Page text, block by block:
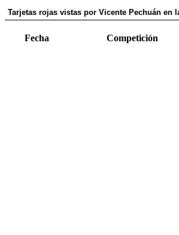
Tarjetas rojas vistas por Vicente Pechuán en
Fecha Competición